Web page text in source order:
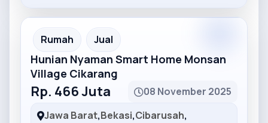
Partner Ad
Rumah Jual
Hunian Nyaman Smart Home Monsan
Village Cikarang
Rp. 466 Juta
08 November 2025
Jawa Barat,Bekasi,Cibarusah,